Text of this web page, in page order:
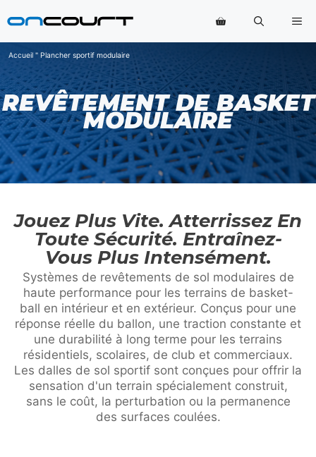
au
Accueil " Plancher sportif modulaire
REVÊTEMENT DE BASKET
MODULAIRE
Jouez Plus Vite. Atterrissez En
Toute Sécurité. Entraînez-
Vous Plus Intensément.
Systèmes de revêtements de sol modulaires de
haute performance pour les terrains de basket-
ball en intérieur et en extérieur. Conçus pour une
réponse réelle du ballon, une traction constante et
une durabilité à long terme pour les terrains
résidentiels, scolaires, de club et commerciaux.
Les dalles de sol sportif sont conçues pour offrir la
sensation d'un terrain spécialement construit,
sans le coût, la perturbation ou la permanence
des surfaces coulées.